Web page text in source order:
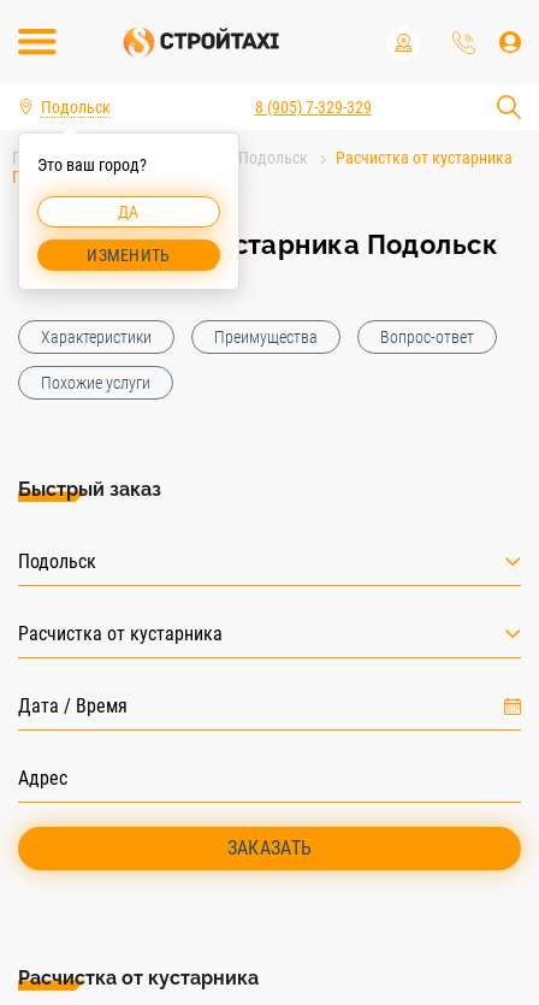
Подольск
Это ваш город?
ДА
ИЗМЕНИТЬ
8 (905) 7-329-329
Главная Услуги спецтехники Подольск
Расчистка от кустарника
Подольск
Расчистка от кустарника Подольск
Характеристики Преимущества Вопрос-ответ
Похожие услуги
Быстрый заказ
Подольск
Расчистка от кустарника
ЗАКАЗАТЬ
Расчистка от кустарника